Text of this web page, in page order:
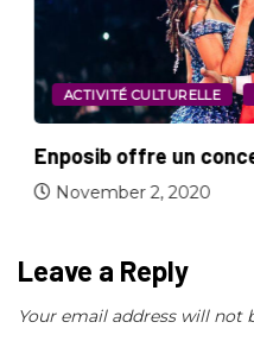
ACTIVITÉ CULTURELLE
Enposib offre un
November 2, 2020
Leave a Reply
Your email address will not